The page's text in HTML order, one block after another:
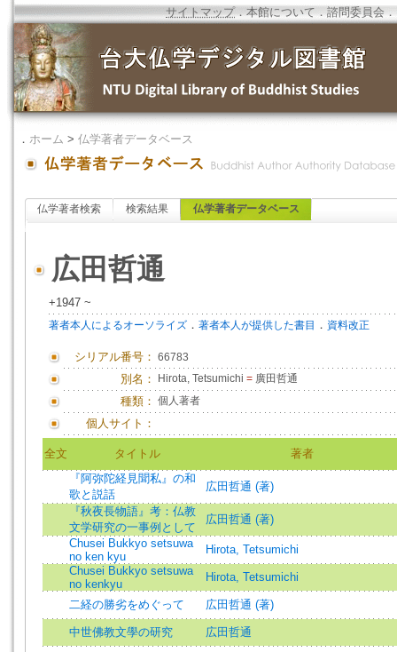
サイトマップ．本館について ．諮問委員会 ．
． ホーム > 仏学著者データベース
仏学著者検索 検索結果 仏学著者データベース
広田哲通
+1947 ~
著者本人によるオーソライズ ． 著者本人が提供した書目 ． 資料改正
シリアル番号： 66783
別名： Hirota, Tetsumichi = 廣田哲通
種類： 個人著者
個人サイト：
全文 タイトル
著者
『阿弥陀経見聞私』の和
歌と説話
広田哲通 (著)
『秋夜長物語』考：仏教
文学研究の一事例として
広田哲通 (著)
Chusei Bukkyo setsuwa
no ken kyu
Hirota, Tetsumichi
Chusei Bukkyo setsuwa
no kenkyu
Hirota, Tetsumichi
二経の勝劣をめぐって 広田哲通 (著)
中世佛教文學の研究 広田哲通